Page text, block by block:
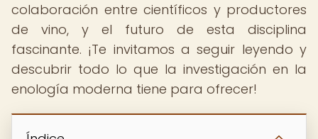
colaboración entre científicos y productores
de vino, y el futuro de esta disciplina
fascinante. ¡Te invitamos a seguir leyendo y
descubrir todo lo que la investigación en la
enología moderna tiene para ofrecer!